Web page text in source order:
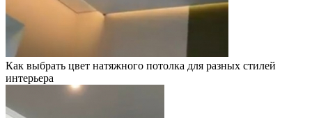
Как выбрать цвет натяжного потолка для разных стилей
интерьера